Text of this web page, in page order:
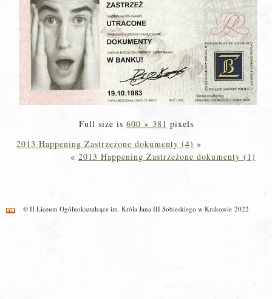
Full size is 600 × 381 pixels
2013 Happening Zastrzeżone dokumenty (4) »
« 2013 Happening Zastrzeżone dokumenty (1)
© II Liceum Ogólnokształcące im. Króla Jana III Sobieskiego w Krakowie 2022